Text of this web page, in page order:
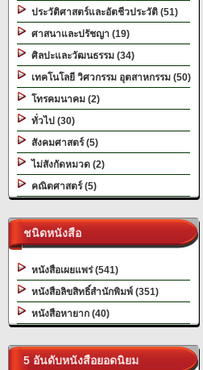
ประวัติศาสตร์และอัตชีวประวัติ (51)
ศาสนาและปรัชญา (19)
ศิลปะและวัฒนธรรม (34)
เทคโนโลยี วิศวกรรม อุตสาหกรรม (50)
โทรคมนาคม (2)
ทั่วไป (30)
สังคมศาสตร์ (5)
ไม่สังกัดหมวด (2)
คณิตศาสตร์ (5)
ชนิดหนังสือ
หนังสือเผยแพร่ (541)
หนังสือลิขสิทธิ์สำนักพิมพ์ (351)
หนังสือหายาก (40)
5 อันดับหนังสือยอดนิยม